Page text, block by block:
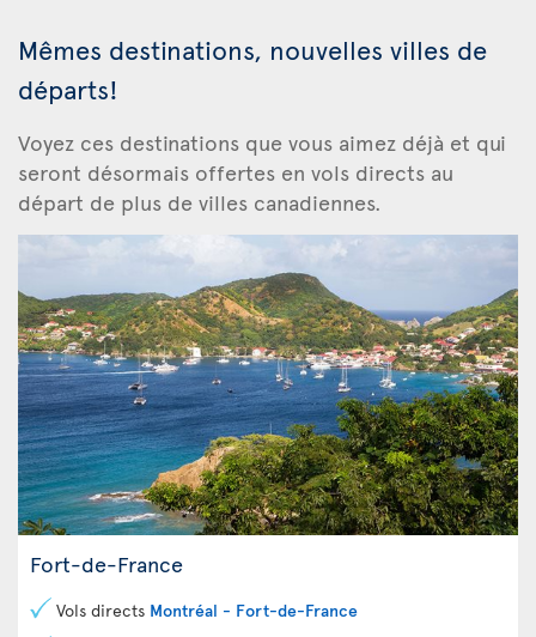
Mêmes destinations, nouvelles villes de
départs!
Voyez ces destinations que vous aimez déjà et qui
seront désormais offertes en vols directs au
départ de plus de villes canadiennes.
Fort-de-France
Vols directs Montréal - Fort-de-France